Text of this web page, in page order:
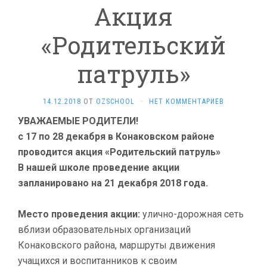
Акция
«Родительский
патруль»
14.12.2018 ОТ OZSCHOOL · НЕТ КОММЕНТАРИЕВ
УВАЖАЕМЫЕ РОДИТЕЛИ!
с 17 по 28 декабря в Конаковском районе
проводится акция «Родительский патруль»
В нашей школе проведение акции
запланировано на 21 декабря 2018 года.
Место проведения акции: улично-дорожная сеть
вблизи образовательных организаций
Конаковского района, маршруты движения
учащихся и воспитанников к своим